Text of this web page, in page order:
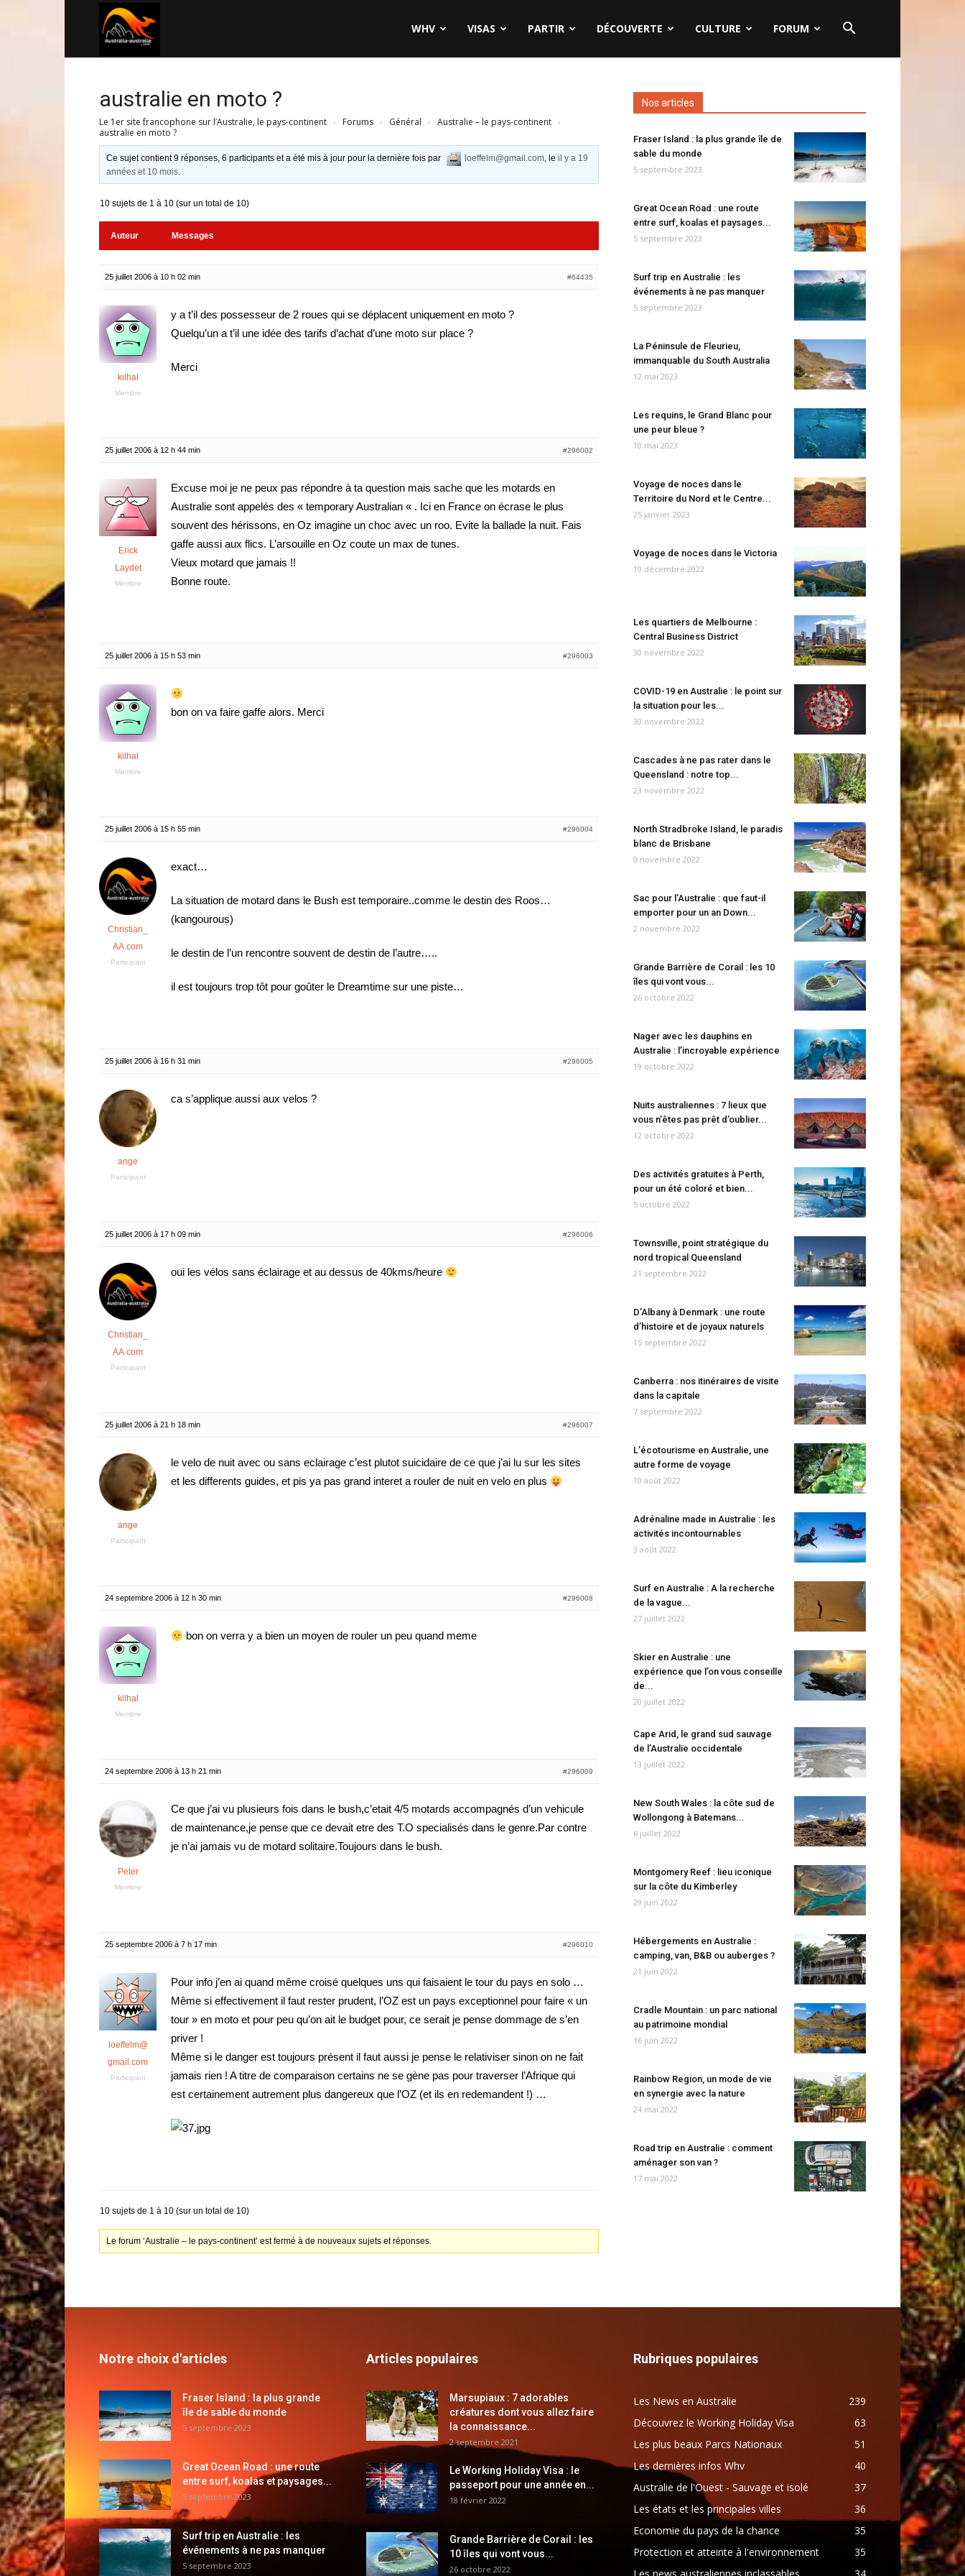
WHV VISAS PARTIR DÉCOUVERTE CULTURE FORUM
australie en moto ?
Le 1er site francophone sur l’Australie, le pays-continent › Forums › Général › Australie – le pays-continent ›
australie en moto ?
Ce sujet contient 9 réponses, 6 participants et a été mis à jour pour la dernière fois par loeffelm@gmail.com, leil y a 19
années et 10 mois.
10 sujets de 1 à 10 (sur un total de 10)
Auteur Messages
25 juillet 2006 à 10 h 02 min #64435
kilhal
Membre
y a t’il des possesseur de 2 roues qui se déplacent uniquement en moto ?
Quelqu’un a t’il une idée des tarifs d’achat d’une moto sur place ?
Merci
25 juillet 2006 à 12 h 44 min #296002
Erick
Laydet
Membre
Excuse moi je ne peux pas répondre à ta question mais sache que les motards en
Australie sont appelés des « temporary Australian « . Ici en France on écrase le plus
souvent des hérissons, en Oz imagine un choc avec un roo. Evite la ballade la nuit. Fais
gaffe aussi aux flics. L’arsouille en Oz coute un max de tunes.
Vieux motard que jamais !!
Bonne route.
25 juillet 2006 à 15 h 53 min #296003
kilhal
Membre
bon on va faire gaffe alors. Merci
25 juillet 2006 à 15 h 55 min #296004
Christian_
AA.com
Participant
exact…
La situation de motard dans le Bush est temporaire..comme le destin des Roos…
(kangourous)
le destin de l’un rencontre souvent de destin de l’autre…..
il est toujours trop tôt pour goûter le Dreamtime sur une piste…
25 juillet 2006 à 16 h 31 min #296005
ange
Participant
ca s’applique aussi aux velos ?
25 juillet 2006 à 17 h 09 min #296006
Christian_
AA.com
Participant
oui les vélos sans éclairage et au dessus de 40kms/heure
25 juillet 2006 à 21 h 18 min #296007
ange
Participant
le velo de nuit avec ou sans eclairage c’est plutot suicidaire de ce que j’ai lu sur les sites
et les differents guides, et pis ya pas grand interet a rouler de nuit en velo en plus
24 septembre 2006 à 12 h 30 min #296008
kilhal
Membre
bon on verra y a bien un moyen de rouler un peu quand meme
24 septembre 2006 à 13 h 21 min #296009
Peter
Membre
Ce que j’ai vu plusieurs fois dans le bush,c’etait 4/5 motards accompagnés d’un vehicule
de maintenance,je pense que ce devait etre des T.O specialisés dans le genre.Par contre
je n’ai jamais vu de motard solitaire.Toujours dans le bush.
25 septembre 2006 à 7 h 17 min #296010
loeffelm@
gmail.com
Participant
Pour info j’en ai quand même croisé quelques uns qui faisaient le tour du pays en solo …
Même si effectivement il faut rester prudent, l’OZ est un pays exceptionnel pour faire « un
tour » en moto et pour peu qu’on ait le budget pour, ce serait je pense dommage de s’en
priver !
Même si le danger est toujours présent il faut aussi je pense le relativiser sinon on ne fait
jamais rien ! A titre de comparaison certains ne se gène pas pour traverser l’Afrique qui
est certainement autrement plus dangereux que l’OZ (et ils en redemandent !) …
10 sujets de 1 à 10 (sur un total de 10)
Le forum ‘Australie – le pays-continent’ est fermé à de nouveaux sujets et réponses.
Nos articles
Fraser Island : la plus grande île de
sable du monde
5 septembre 2023
Great Ocean Road : une route
entre surf, koalas et paysages...
5 septembre 2023
Surf trip en Australie : les
événements à ne pas manquer
5 septembre 2023
La Péninsule de Fleurieu,
immanquable du South Australia
12 mai 2023
Les requins, le Grand Blanc pour
une peur bleue ?
10 mai 2023
Voyage de noces dans le
Territoire du Nord et le Centre...
25 janvier 2023
Voyage de noces dans le Victoria
19 décembre 2022
Les quartiers de Melbourne :
Central Business District
30 novembre 2022
COVID-19 en Australie : le point sur
la situation pour les...
30 novembre 2022
Cascades à ne pas rater dans le
Queensland : notre top...
23 novembre 2022
North Stradbroke Island, le paradis
blanc de Brisbane
9 novembre 2022
Sac pour l’Australie : que faut-il
emporter pour un an Down...
2 novembre 2022
Grande Barrière de Corail : les 10
îles qui vont vous...
26 octobre 2022
Nager avec les dauphins en
Australie : l’incroyable expérience
19 octobre 2022
Nuits australiennes : 7 lieux que
vous n’êtes pas prêt d’oublier...
12 octobre 2022
Des activités gratuites à Perth,
pour un été coloré et bien...
5 octobre 2022
Townsville, point stratégique du
nord tropical Queensland
21 septembre 2022
D’Albany à Denmark : une route
d’histoire et de joyaux naturels
15 septembre 2022
Canberra : nos itinéraires de visite
dans la capitale
7 septembre 2022
L’écotourisme en Australie, une
autre forme de voyage
10 août 2022
Adrénaline made in Australie : les
activités incontournables
3 août 2022
Surf en Australie : A la recherche
de la vague...
27 juillet 2022
Skier en Australie : une
expérience que l’on vous conseille
de...
20 juillet 2022
Cape Arid, le grand sud sauvage
de l’Australie occidentale
13 juillet 2022
New South Wales : la côte sud de
Wollongong à Batemans...
6 juillet 2022
Montgomery Reef : lieu iconique
sur la côte du Kimberley
29 juin 2022
Hébergements en Australie :
camping, van, B&B ou auberges ?
21 juin 2022
Cradle Mountain : un parc national
au patrimoine mondial
16 juin 2022
Rainbow Region, un mode de vie
en synergie avec la nature
24 mai 2022
Road trip en Australie : comment
aménager son van ?
17 mai 2022
Notre choix d'articles
Fraser Island : la plus grande
île de sable du monde
5 septembre 2023
Great Ocean Road : une route
entre surf, koalas et paysages...
5 septembre 2023
Surf trip en Australie : les
événements à ne pas manquer
5 septembre 2023
Articles populaires
Marsupiaux : 7 adorables
créatures dont vous allez faire
la connaissance...
2 septembre 2021
Le Working Holiday Visa : le
passeport pour une année en...
18 février 2022
Grande Barrière de Corail : les
10 îles qui vont vous...
26 octobre 2022
Rubriques populaires
Les News en Australie
239
Découvrez le Working Holiday Visa
63
Les plus beaux Parcs Nationaux
51
Les dernières infos Whv
40
Australie de l'Ouest - Sauvage et isolé
37
Les états et les principales villes
36
Economie du pays de la chance
35
Protection et atteinte à l'environnement
35